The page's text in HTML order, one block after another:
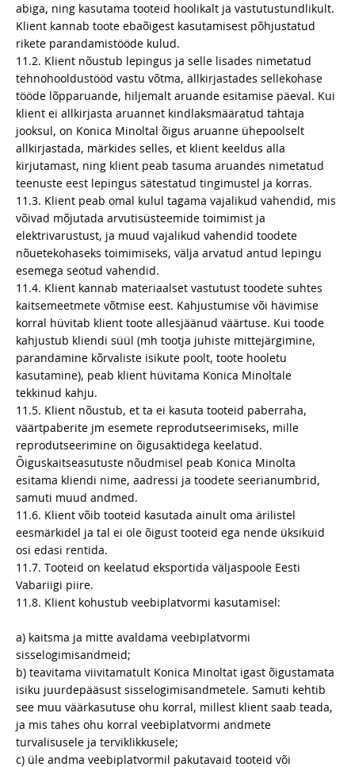
abiga, ning kasutama tooteid hoolikalt ja vastutustundlikult.
Klient kannab toote ebaõigest kasutamisest põhjustatud
rikete parandamistööde kulud.
11.2. Klient nõustub lepingus ja selle lisades nimetatud
tehnohooldustööd vastu võtma, allkirjastades sellekohase
tööde lõpparuande, hiljemalt aruande esitamise päeval. Kui
klient ei allkirjasta aruannet kindlaksmääratud tähtaja
jooksul, on Konica Minoltal õigus aruanne ühepoolselt
allkirjastada, märkides selles, et klient keeldus alla
kirjutamast, ning klient peab tasuma aruandes nimetatud
teenuste eest lepingus sätestatud tingimustel ja korras.
11.3. Klient peab omal kulul tagama vajalikud vahendid, mis
võivad mõjutada arvutisüsteemide toimimist ja
elektrivarustust, ja muud vajalikud vahendid toodete
nõuetekohaseks toimimiseks, välja arvatud antud lepingu
esemega seotud vahendid.
11.4. Klient kannab materiaalset vastutust toodete suhtes
kaitsemeetmete võtmise eest. Kahjustumise või hävimise
korral hüvitab klient toote allesjäänud väärtuse. Kui toode
kahjustub kliendi süül (mh tootja juhiste mittejärgimine,
parandamine kõrvaliste isikute poolt, toote hooletu
kasutamine), peab klient hüvitama Konica Minoltale
tekkinud kahju.
11.5. Klient nõustub, et ta ei kasuta tooteid paberraha,
väärtpaberite jm esemete reprodutseerimiseks, mille
reprodutseerimine on õigusaktidega keelatud.
Õiguskaitseasutuste nõudmisel peab Konica Minolta
esitama kliendi nime, aadressi ja toodete seerianumbrid,
samuti muud andmed.
11.6. Klient võib tooteid kasutada ainult oma ärilistel
eesmärkidel ja tal ei ole õigust tooteid ega nende üksikuid
osi edasi rentida.
11.7. Tooteid on keelatud eksportida väljaspoole Eesti
Vabariigi piire.
11.8. Klient kohustub veebiplatvormi kasutamisel:
a) kaitsma ja mitte avaldama veebiplatvormi
sisselogimisandmeid;
b) teavitama viivitamatult Konica Minoltat igast õigustamata
isiku juurdepääsust sisselogimisandmetele. Samuti kehtib
see muu väärkasutuse ohu korral, millest klient saab teada,
ja mis tahes ohu korral veebiplatvormi andmete
turvalisusele ja terviklikkusele;
c) üle andma veebiplatvormil pakutavaid tooteid või